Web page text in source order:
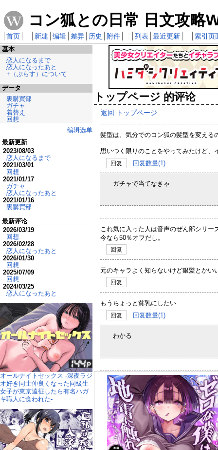
コン狐との日常 日文攻略
首页 新建 编辑 差异 历史 附件 列表 最近更新 索引页
トップページ 的评论
返回 トップページ
髪型は、気分でのコン狐の髪型を変える
思いつく限りのことをやってみたけど、
回复 回复数量(1)
ガチャで当てなきゃ
これ気に入った人は音声のぜん部シリー
今なら50％オフだし。
回复
元のキャラよく知らないけど銀髪とかい
回复
もうちょっと貧乳にしたい
回复 回复数量(1)
わかる
基本
恋人になるまで
恋人になったあと
+（ぷらす）について
データ
裏購買部
ガチャ
着替え
回想
编辑选单
最新更新
2023/08/03
恋人になるまで
2021/03/01
回想
2021/01/17
ガチャ
恋人になったあと
2021/01/16
裏購買部
最新评论
2026/03/19
回想
2026/02/28
恋人になったあと
2026/01/30
回想
2025/07/09
回想
2024/03/25
恋人になったあと
オールナイトセックス -深夜ラジ
オ好き同士仲良くなった同級生
女子が東京遠征したら有名ハガ
キ職人に食われた-